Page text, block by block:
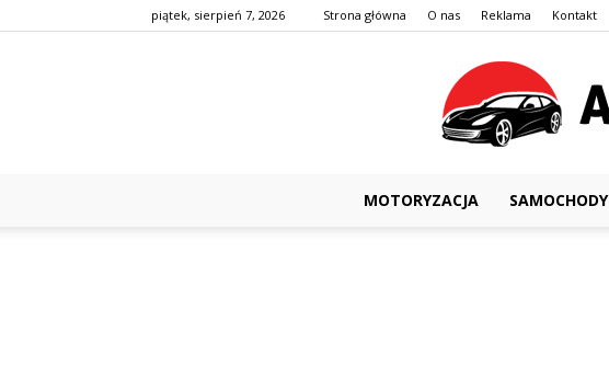
piątek, sierpień 7, 2026 Strona główna O nas Reklama Kontakt
MOTORYZACJA SAMOCHODY